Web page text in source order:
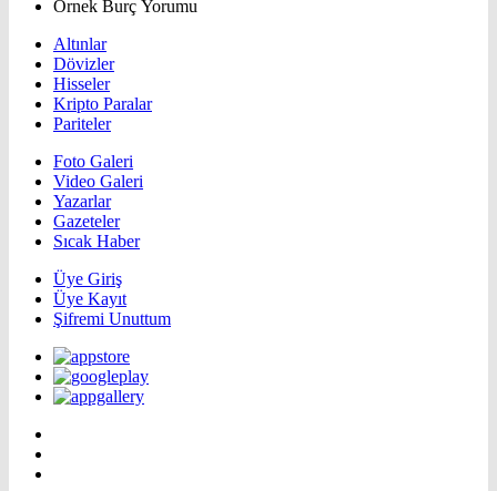
Örnek Burç Yorumu
Altınlar
Dövizler
Hisseler
Kripto Paralar
Pariteler
Foto Galeri
Video Galeri
Yazarlar
Gazeteler
Sıcak Haber
Üye Giriş
Üye Kayıt
Şifremi Unuttum